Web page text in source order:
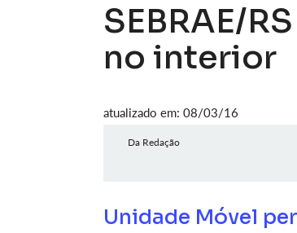
SEBRAE/
no interior
atualizado em: 08/03/16
Da Redação
Unidade Móvel